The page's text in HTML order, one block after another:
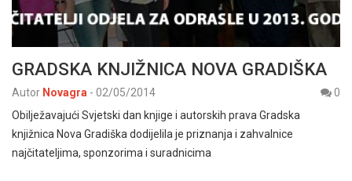
GRADSKA KNJIŽNICA NOVA GRADIŠKA
Autor Novagra - 02/05/2014
0
Obilježavajući Svjetski dan knjige i autorskih prava Gradska
knjižnica Nova Gradiška dodijelila je priznanja i zahvalnice
najčitateljima, sponzorima i suradnicima